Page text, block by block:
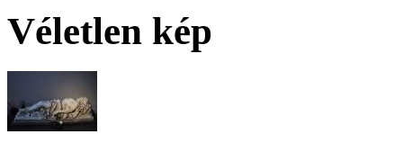
Véletlen kép